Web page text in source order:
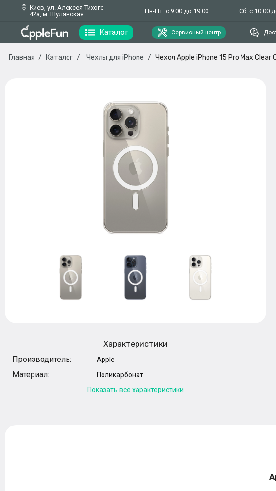
Киев, ул. Алексея Тихого
42а, м. Шулявская
Пн-Пт: с 9:00 до 19:00 Сб: с 10:00
Каталог Сервисный центр
Главная Каталог Чехлы для iPhone Чехол Apple iPhone 15 Pro Max
Характеристики
Производитель:
Apple
Материал:
Поликарбонат
Показать все характеристики